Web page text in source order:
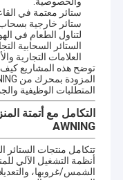
ستائر معتمة في
ستائر خارجية
لتناول الطعام في
الستائر السحابية
العلامات التجارية
توضح هذه المشاريع كيف
المتطلبات الوظيفية
AWNING
تتكامل منتجات الستائر
أنظمة التشغيل الآلي
الشمس/غروبها،